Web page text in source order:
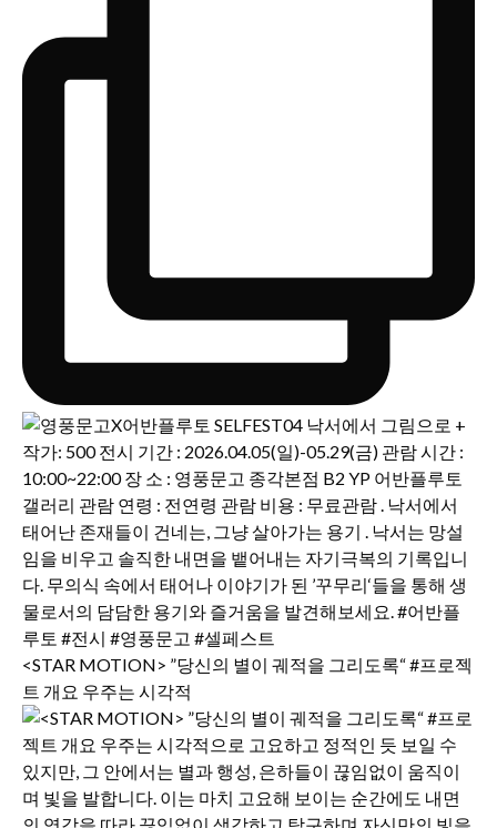
<STAR MOTION> ”당신의 별이 궤적을 그리도록“ #프로젝
트 개요 우주는 시각적